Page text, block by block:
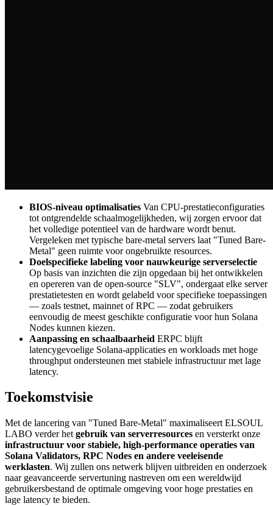
BIOS-niveau optimalisaties Van CPU-prestatieconfiguraties
tot ontgrendelde schaalmogelijkheden, wij zorgen ervoor dat
het volledige potentieel van de hardware wordt benut.
Vergeleken met typische bare-metal servers laat "Tuned Bare-
Metal" geen ruimte voor ongebruikte resources.
Doelspecifieke labeling voor nauwkeurige serverselectie
Op basis van inzichten die zijn opgedaan bij het ontwikkelen
en opereren van de open-source "SLV", ondergaat elke server
prestatietesten en wordt gelabeld voor specifieke toepassingen
— zoals testnet, mainnet of RPC — zodat gebruikers
eenvoudig de meest geschikte configuratie voor hun Solana
Nodes kunnen kiezen.
Aanpassing en schaalbaarheid ERPC blijft
latencygevoelige Solana-applicaties en workloads met hoge
throughput ondersteunen met stabiele infrastructuur met lage
latency.
Toekomstvisie
Met de lancering van "Tuned Bare-Metal" maximaliseert ELSOUL
LABO verder het gebruik van serverresources en versterkt onze
infrastructuur voor stabiele, high-performance operaties van
Solana Validators, RPC Nodes en andere veeleisende
werklasten. Wij zullen ons netwerk blijven uitbreiden en onderzoek
naar geavanceerde servertuning nastreven om een wereldwijd
gebruikersbestand de optimale omgeving voor hoge prestaties en
lage latency te bieden.